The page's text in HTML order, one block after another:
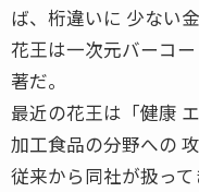
ば、桁違いに 少ない
花王は一次元バーコ
著だ。
最近の花王は「健康
加工食品の分野への
従来から同社が扱っ